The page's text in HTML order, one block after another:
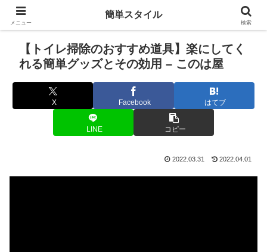
【トイレ掃除のおすすめ道具】楽にしてく
れる簡単グッズとその効用 – このは屋
X Facebook はてブ
LINE コピー
2022.03.31 2022.04.01
メニュー
簡単スタイル
検索